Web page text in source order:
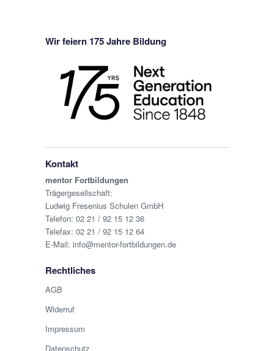
Wir feiern 175 Jahre Bildung
Kontakt
mentor Fortbildungen
Trägergesellschaft:
Ludwig Fresenius Schulen GmbH
Telefon: 02 21 / 92 15 12 36
Telefax: 02 21 / 92 15 12 64
E-Mail: info@mentor-fortbildungen.de
Rechtliches
AGB
Widerruf
Impressum
Datenschutz